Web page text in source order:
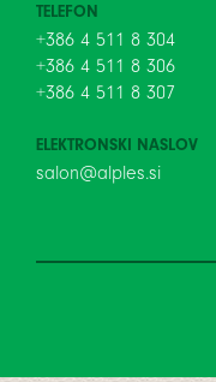
TELEFON
+386 4 511 8 304
+386 4 511 8 306
+386 4 511 8 307
ELEKTRONSKI NASLOV
salon@alples.si